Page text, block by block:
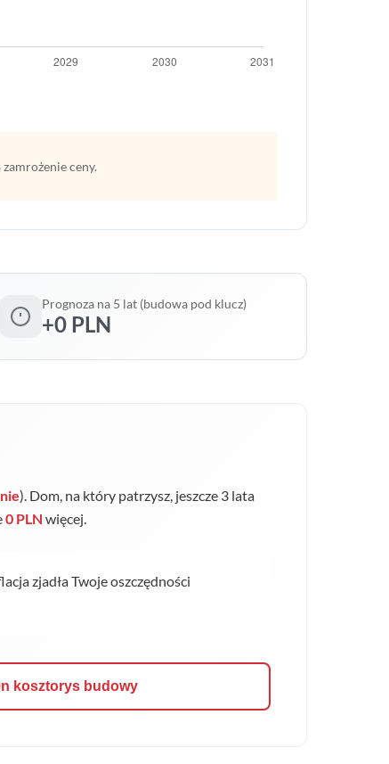
ceny.
Prognoza na 5 lat (budowa pod klucz)
+0 PLN
). Dom, na który patrzysz, jeszcze 3 lata
0 PLN więcej.
zjadła Twoje oszczędności
kosztorys budowy